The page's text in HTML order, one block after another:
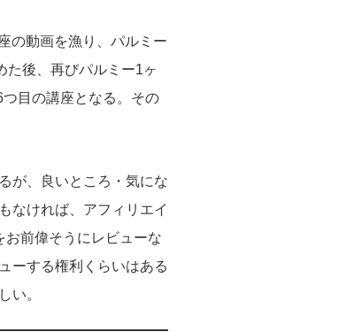
の動画を漁り、パルミー
た後、再びパルミー1ヶ
目の講座となる。その
が、良いところ・気にな
なければ、アフィリエイ
お前偉そうにレビューな
ーする権利くらいはある
い。